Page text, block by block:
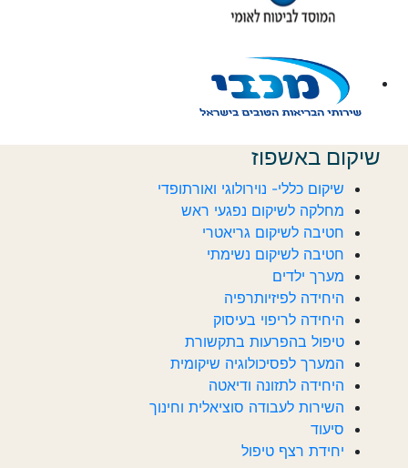
שיקום באשפוז
שיקום כללי- נוירולוגי ואורתופדי
מחלקה לשיקום נפגעי ראש
חטיבה לשיקום גריאטרי
חטיבה לשיקום נשימתי
מערך ילדים
היחידה לפיזיותרפיה
היחידה לריפוי בעיסוק
טיפול בהפרעות בתקשורת
המערך לפסיכולוגיה שיקומית
היחידה לתזונה ודיאטה
השירות לעבודה סוציאלית וחינוך
סיעוד
יחידת רצף טיפול